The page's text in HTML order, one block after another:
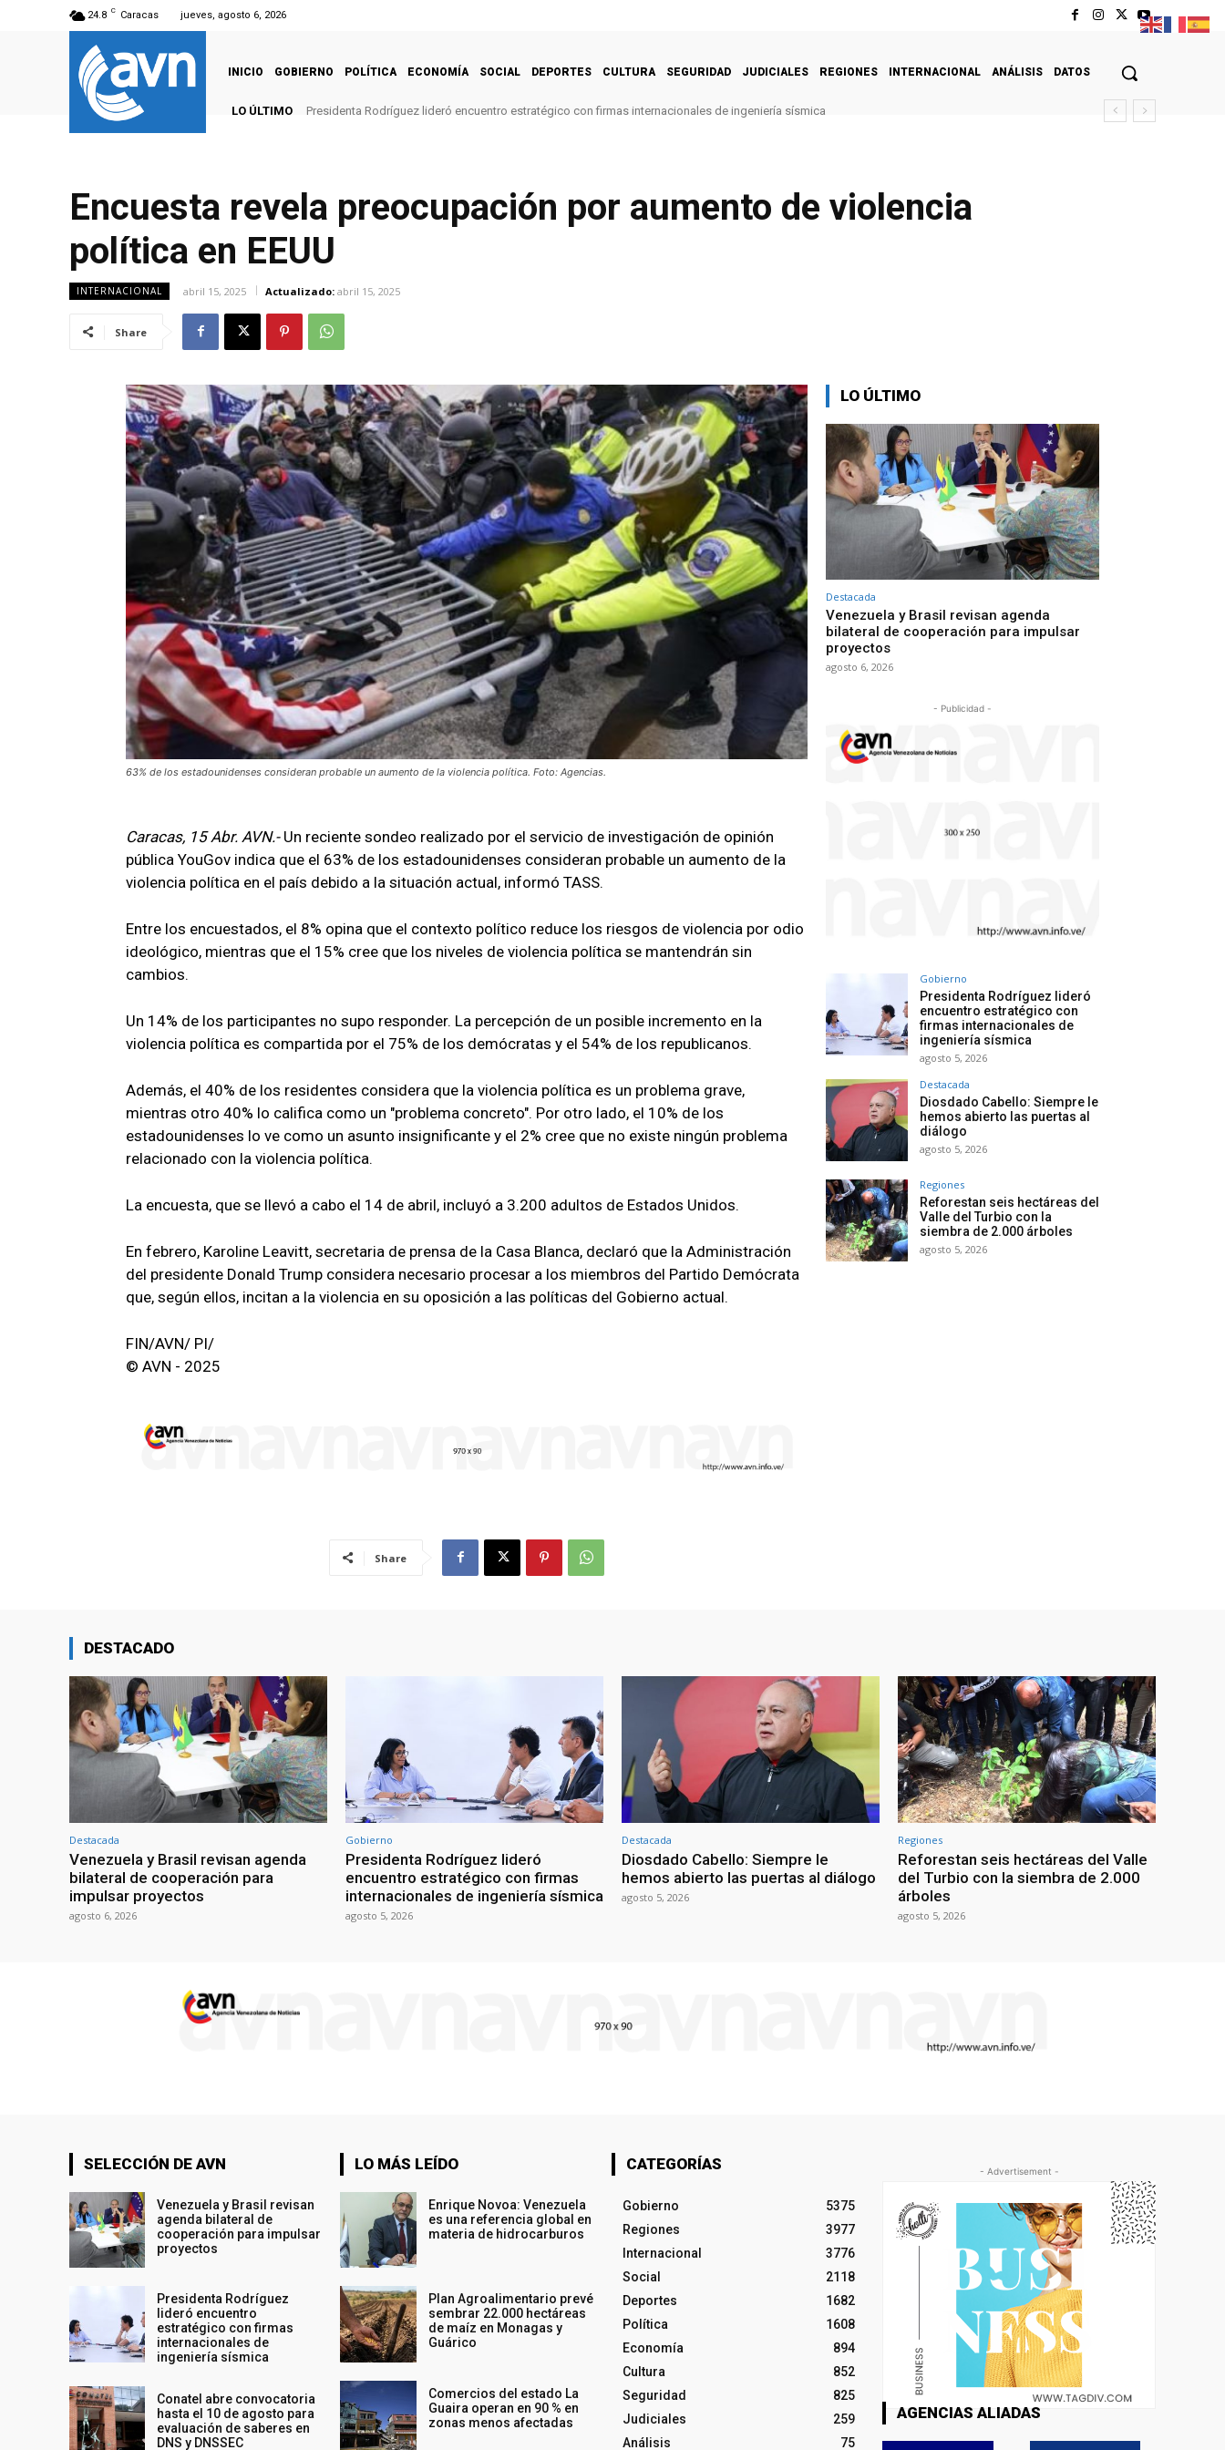
24.8 C Caracas jueves, agosto 6, 2026
INICIO GOBIERNO POLÍTICA ECONOMÍA SOCIAL DEPORTES CULTURA SEGURIDAD JUDICIALES REGIONES INTERNACIONAL ANÁLISIS DATOS
LO ÚLTIMO Presidenta Rodríguez lideró encuentro estratégico con firmas internacionales de ingeniería sísmica
Encuesta revela preocupación por aumento de violencia
política en EEUU
INTERNACIONAL abril 15, 2025 Actualizado: abril 15, 2025
Share
63% de los estadounidenses consideran probable un aumento de la violencia política. Foto: Agencias.
Caracas, 15 Abr. AVN.- Un reciente sondeo realizado por el servicio de investigación de opinión
pública YouGov indica que el 63% de los estadounidenses consideran probable un aumento de la
violencia política en el país debido a la situación actual, informó TASS.
Entre los encuestados, el 8% opina que el contexto político reduce los riesgos de violencia por odio
ideológico, mientras que el 15% cree que los niveles de violencia política se mantendrán sin
cambios.
Un 14% de los participantes no supo responder. La percepción de un posible incremento en la
violencia política es compartida por el 75% de los demócratas y el 54% de los republicanos.
Además, el 40% de los residentes considera que la violencia política es un problema grave,
mientras otro 40% lo califica como un "problema concreto". Por otro lado, el 10% de los
estadounidenses lo ve como un asunto insignificante y el 2% cree que no existe ningún problema
relacionado con la violencia política.
La encuesta, que se llevó a cabo el 14 de abril, incluyó a 3.200 adultos de Estados Unidos.
En febrero, Karoline Leavitt, secretaria de prensa de la Casa Blanca, declaró que la Administración
del presidente Donald Trump considera necesario procesar a los miembros del Partido Demócrata
que, según ellos, incitan a la violencia en su oposición a las políticas del Gobierno actual.
FIN/AVN/ PI/
© AVN - 2025
Share
LO ÚLTIMO
Destacada
Venezuela y Brasil revisan agenda
bilateral de cooperación para impulsar
proyectos
agosto 6, 2026
- Publicidad -
Gobierno
Presidenta Rodríguez lideró
encuentro estratégico con
firmas internacionales de
ingeniería sísmica
agosto 5, 2026
Destacada
Diosdado Cabello: Siempre le
hemos abierto las puertas al
diálogo
agosto 5, 2026
Regiones
Reforestan seis hectáreas del
Valle del Turbio con la
siembra de 2.000 árboles
agosto 5, 2026
DESTACADO
Destacada
Venezuela y Brasil revisan agenda
bilateral de cooperación para
impulsar proyectos
agosto 6, 2026
Gobierno
Presidenta Rodríguez lideró
encuentro estratégico con firmas
internacionales de ingeniería sísmica
agosto 5, 2026
Destacada
Diosdado Cabello: Siempre le
hemos abierto las puertas al diálogo
agosto 5, 2026
Regiones
Reforestan seis hectáreas del Valle
del Turbio con la siembra de 2.000
árboles
agosto 5, 2026
SELECCIÓN DE AVN
Venezuela y Brasil revisan
agenda bilateral de
cooperación para impulsar
proyectos
Presidenta Rodríguez
lideró encuentro
estratégico con firmas
internacionales de
ingeniería sísmica
Conatel abre convocatoria
hasta el 10 de agosto para
evaluación de saberes en
DNS y DNSSEC
LO MÁS LEÍDO
Enrique Novoa: Venezuela
es una referencia global en
materia de hidrocarburos
Plan Agroalimentario prevé
sembrar 22.000 hectáreas
de maíz en Monagas y
Guárico
Comercios del estado La
Guaira operan en 90 % en
zonas menos afectadas
CATEGORÍAS
Gobierno
5375
Regiones
3977
Internacional
3776
Social
2118
Deportes
1682
Política
1608
Economía
894
Cultura
852
Seguridad
825
Judiciales
259
Análisis
75
- Advertisement -
AGENCIAS ALIADAS